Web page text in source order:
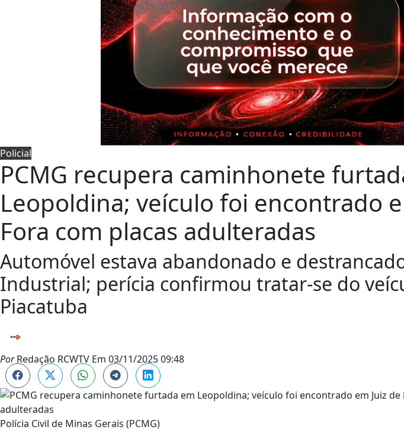
Policial
PCMG recupera caminhonete
Leopoldina; veículo foi encontrado
Fora com placas adulteradas
Automóvel estava abandonado e
Industrial; perícia confirmou tratar-se do
Piacatuba
PorRedação RCWTV Em 03/11/2025 09:48
Polícia Civil de Minas Gerais (PCMG)